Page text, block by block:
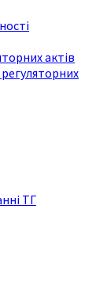
актів
ТГ